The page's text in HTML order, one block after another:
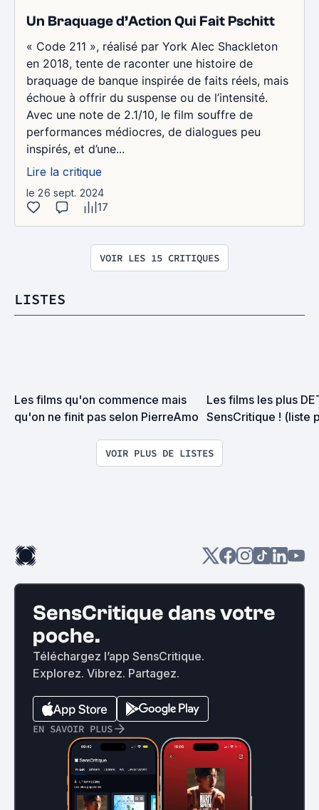
Un Braquage d’Action Qui Fait Pschitt
« Code 211 », réalisé par York Alec Shackleton
en 2018, tente de raconter une histoire de
braquage de banque inspirée de faits réels, mais
échoue à offrir du suspense ou de l’intensité.
Avec une note de 2.1/10, le film souffre de
performances médiocres, de dialogues peu
inspirés, et d’une...
Lire la critique
le 26 sept. 2024
17
VOIR LES 15 CRITIQUES
LISTES
Les films qu'on commence mais
qu'on ne finit pas selon PierreAmo
Les films les plus
SensCritique ! (liste
VOIR PLUS DE LISTES
SensCritique dans votre
poche.
Téléchargez l’app SensCritique.
Explorez. Vibrez. Partagez.
EN SAVOIR PLUS